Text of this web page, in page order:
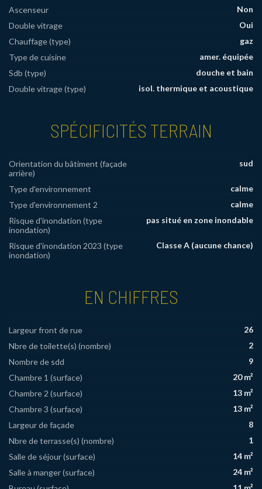
Ascenseur
Non
Double vitrage
Oui
Chauffage (type)
gaz
Type de cuisine
amer. équipée
Sdb (type)
douche et bain
Double vitrage (type)
isol. thermique et acoustique
SPÉCIFICITÉS TERRAIN
Orientation du bâtiment (façade
arrière)
sud
Type d'environnement
calme
Type d'environnement 2
calme
Risque d'inondation (type
inondation)
pas situé en zone inondable
Risque d'inondation 2023 (type
inondation)
Classe A (aucune chance)
EN CHIFFRES
Largeur front de rue
26
Nbre de toilette(s) (nombre)
2
Nombre de sdd
9
Chambre 1 (surface)
20 m²
Chambre 2 (surface)
13 m²
Chambre 3 (surface)
13 m²
Largeur de façade
8
Nbre de terrasse(s) (nombre)
1
Salle de séjour (surface)
14 m²
Salle à manger (surface)
24 m²